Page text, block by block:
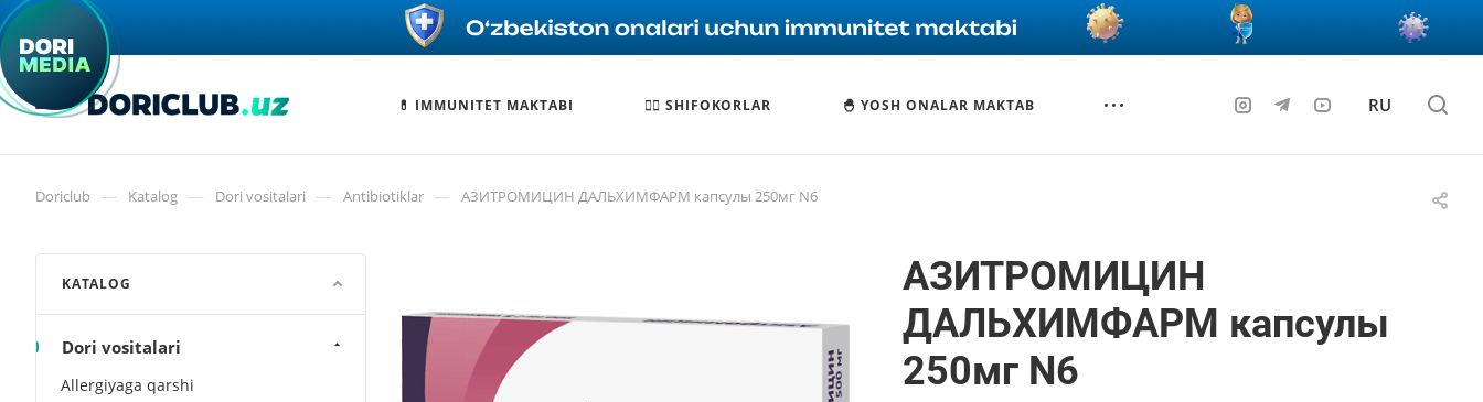
💊 IMMUNITET MAKTABI 🧑‍⚕️ SHIFOKORLAR 🐣 YOSH ONALAR MAKTAB RU
Doriclub — Katalog — Dori vositalari — Antibiotiklar — АЗИТРОМИЦИН ДАЛЬХИМФАРМ капсулы 250мг N6
АЗИТРОМИЦИН
ДАЛЬХИМФАРМ капсулы
250мг N6
KATALOG
Dori vositalari
Allergiyaga qarshi